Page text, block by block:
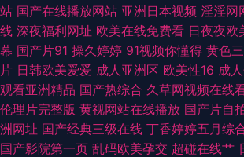
品久久AⅤ 久久草视频 TS性爱激情 伦理资源站av 先
韩国三级亚洲综合 午夜成人天堂 超碰国产肏屄 欧美
蜜臀 精品传媒 91天美 国产日韩精品欧美 欧美性爱
肏屄色网 久草福利在线新 熟妇超碰自拍 操逼导航 男
站 国产在线播放网站 亚洲日本视频 淫淫网
线 深夜福利网址 欧美在线免费看 日夜夜欧
幕 国产片91 操久婷婷 91视频你懂得 黄色
片 日韩欧美爱爱 成人亚洲区 欧美性16 成
观看亚洲精品 国产热综合 久草网视频在线
伦理片完整版 黄视网站在线播放 国产片自
洲网址 国产经典三级在线 丁香婷婷五月综
国产影院第一页 乱码欧美孕交 超碰在线艹